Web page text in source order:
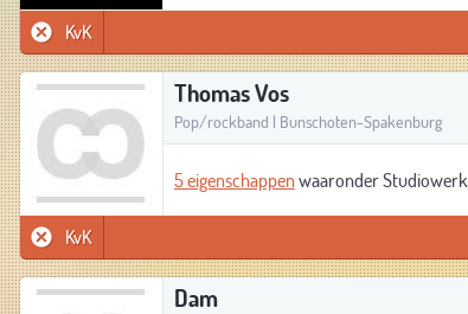
KvK
Thomas Vos
Pop/rockband | Bunschoten-Spakenburg
5 eigenschappenwaaronder
KvK
Dam